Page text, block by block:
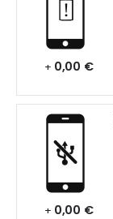
+ 0,00 €
+ 0,00 €